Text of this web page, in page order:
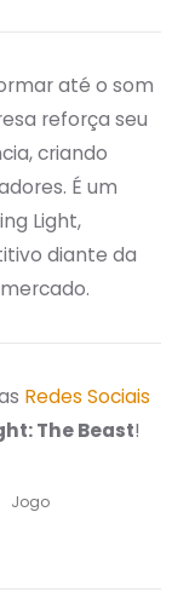
até o som
reforça seu
criando
É um
Light,
diante da
Redes Sociais
The Beast!
Jogo